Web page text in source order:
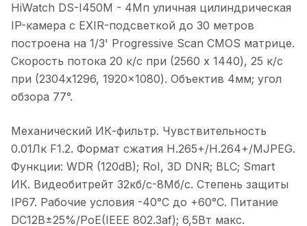
HiWatch DS-I450M - 4Мп уличная цилиндрическая
IP-камера с EXIR-подсветкой до 30 метров
построена на 1/3' Progressive Scan CMOS матрице.
Скорость потока 20 к/с при (2560 x 1440), 25 к/с
при (2304x1296, 1920x1080). Объектив 4мм; угол
обзора 77°.
Механический ИК-фильтр. Чувствительность
0.01Лк F1.2. Формат сжатия H.265+/H.264+/MJPEG.
Функции: WDR (120dB); RoI, 3D DNR; BLC; Smart
ИК. Видеобитрейт 32кб/с-8Мб/с. Степень защиты
IP67. Рабочие условия -40°C до +60°C. Питание
DC12В±25%/PoE(IEEE 802.3af); 6,5Вт макс.